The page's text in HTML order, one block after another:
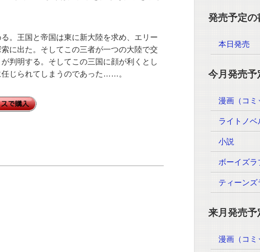
。王国と帝国は東に新大陸を求め、エリー
に出た。そしてこの三者が一つの大陸で交
判明する。そしてこの三国に顔が利くとし
じられてしまうのであった……。
発売予定の
本日発売
今月発売予
漫画（コミ
ライトノベ
小説
ボーイズラ
ティーンズ
来月発売予
漫画（コミ